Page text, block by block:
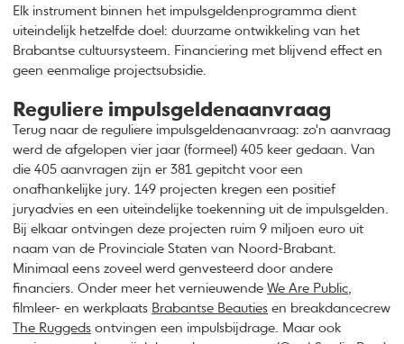
Elk instrument binnen het impulsgeldenprogramma dient
uiteindelijk hetzelfde doel: duurzame ontwikkeling van het
Brabantse cultuursysteem. Financiering met blijvend effect en
geen eenmalige projectsubsidie.
Reguliere impulsgeldenaanvraag
Terug naar de reguliere impulsgeldenaanvraag: zo'n aanvraag
werd de afgelopen vier jaar (formeel) 405 keer gedaan. Van
die 405 aanvragen zijn er 381 gepitcht voor een
onafhankelijke jury. 149 projecten kregen een positief
juryadvies en een uiteindelijke toekenning uit de impulsgelden.
Bij elkaar ontvingen deze projecten ruim 9 miljoen euro uit
naam van de Provinciale Staten van Noord-Brabant.
Minimaal eens zoveel werd genvesteerd door andere
financiers. Onder meer het vernieuwendeWe Are Public,
filmleer- en werkplaats Brabantse Beauties en breakdancecrew
The Ruggeds ontvingen een impulsbijdrage. Maar ook